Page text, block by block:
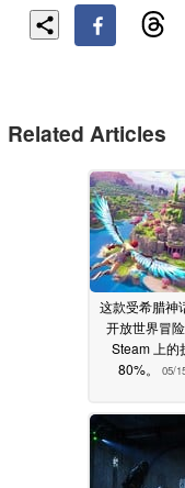
Related Articles
这款受希腊神
开放世界冒
Steam 上的
80%。
05/